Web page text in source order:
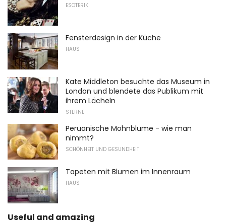
ESOTERIK
Fensterdesign in der Küche
HAUS
Kate Middleton besuchte das Museum in
London und blendete das Publikum mit
ihrem Lächeln
STERNE
Peruanische Mohnblume - wie man
nimmt?
SCHÖNHEIT UND GESUNDHEIT
Tapeten mit Blumen im Innenraum
HAUS
Useful and amazing